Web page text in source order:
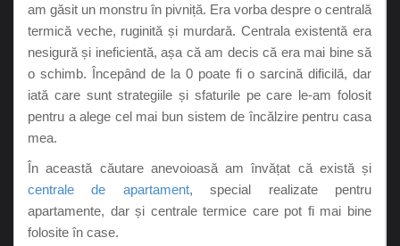
am găsit un monstru în pivniță. Era vorba despre o centrală
termică veche, ruginită și murdară. Centrala existentă era
nesigură și ineficientă, așa că am decis că era mai bine să
o schimb. Începând de la 0 poate fi o sarcină dificilă, dar
iată care sunt strategiile și sfaturile pe care le-am folosit
pentru a alege cel mai bun sistem de încălzire pentru casa
mea.
În această căutare anevoioasă am învățat că există și
centrale de apartament, special realizate pentru
apartamente, dar și centrale termice care pot fi mai bine
folosite în case.